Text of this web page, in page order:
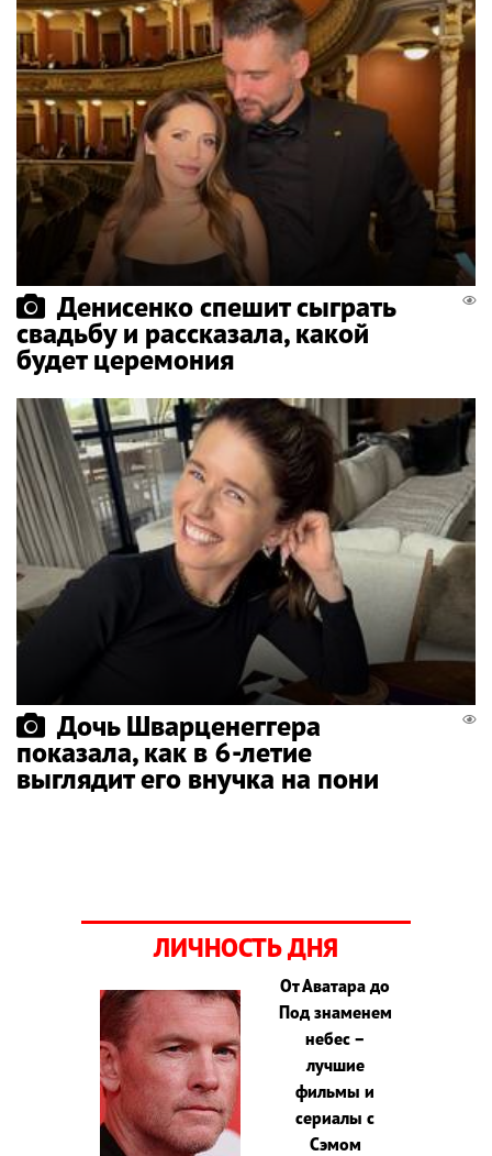
Денисенко спешит сыграть
свадьбу и рассказала, какой
будет церемония
Дочь Шварценеггера
показала, как в 6-летие
выглядит его внучка на пони
ЛИЧНОСТЬ ДНЯ
От Аватара до
Под знаменем
небес –
лучшие
фильмы и
сериалы с
Сэмом